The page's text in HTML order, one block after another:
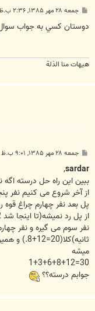
پ
ت
جمعه ۲۸ مهر ۱۳۸۵, ۲:۳۶ ب.ظ
دوستان کسي به جواب
هیهات منا الذلة
پ
ت
جمعه ۲۸ مهر ۱۳۸۵, ۹:۰۱ ب.ظ
sardar
,
ببین این راه حل درسته
از آخر شروع می کنیم نفر
پل بعد نفر چهارم چراغ
میشه
30=1+3+6+8+12
جوابم درسته؟؟